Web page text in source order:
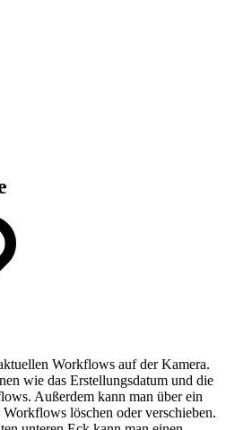
Workflows auf der Kamera.
wie das Erstellungsdatum und die
Außerdem kann man über ein
löschen oder verschieben.